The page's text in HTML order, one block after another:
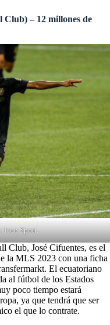
Club) – 12 millones de
Icon Sport.
Club, José Cifuentes, es el
la MLS 2023 con una ficha
El ecuatoriano
al fútbol de los Estados
poco tiempo estará
ya que tendrá que ser
el que lo contrate.